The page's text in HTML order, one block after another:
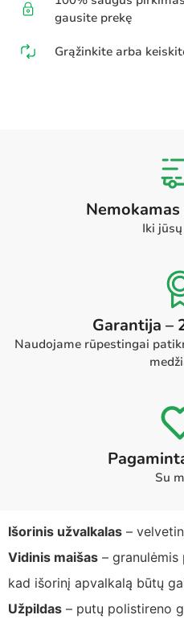
gausite prekę
Grąžinkite arba
Iki
Garantija –
Naudojame rūpestingai
Su
Išorinis užvalkalas –
Vidinis maišas –
kad išorinį apvalkalą būtų
Užpildas – putų polistireno